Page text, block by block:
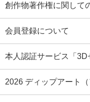
創作物著作権に関して
会員登録について
本人認証サービス「
2026 ディップアート